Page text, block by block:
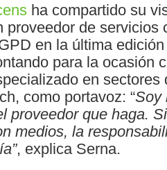
ha compartido su
proveedor de servicios
en la última
para la ocasión
en sectores
como portavoz: “Soy
proveedor que haga.
medios, la
, explica Serna.